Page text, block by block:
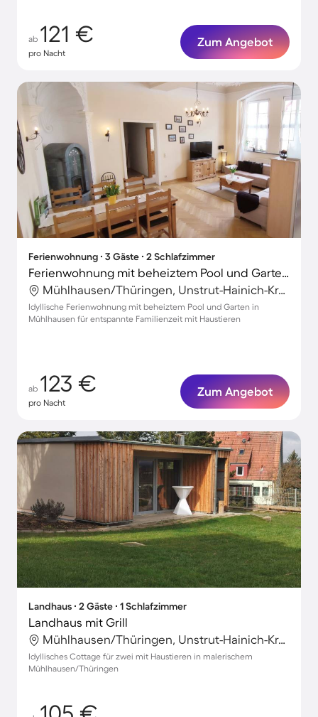
ab 121 €
pro Nacht
Zum Angebot
Ferienwohnung ∙ 3 Gäste ∙ 2 Schlafzimmer
Ferienwohnung mit beheiztem Pool und Garten | Stadtblick
Mühlhausen/Thüringen, Unstrut-Hainich-Kreis, Deutschland
Idyllische Ferienwohnung mit beheiztem Pool und Garten in
Mühlhausen für entspannte Familienzeit mit Haustieren
ab 123 €
pro Nacht
Zum Angebot
Landhaus ∙ 2 Gäste ∙ 1 Schlafzimmer
Landhaus mit Grill
Mühlhausen/Thüringen, Unstrut-Hainich-Kreis, Deutschland
Idyllisches Cottage für zwei mit Haustieren in malerischem
Mühlhausen/Thüringen